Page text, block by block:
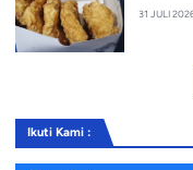
31 JULI
Ikuti Kami :